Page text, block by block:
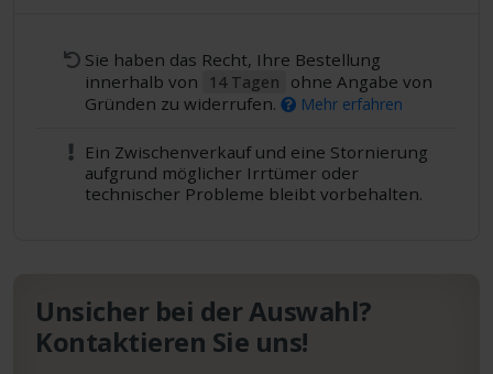
Sie haben das Recht, Ihre Bestellung
innerhalb von
14 Tagen
ohne Angabe von
Gründen zu widerrufen.
Mehr erfahren
Ein Zwischenverkauf und eine Stornierung
aufgrund möglicher Irrtümer oder
technischer Probleme bleibt vorbehalten.
Unsicher bei der Auswahl?
Kontaktieren Sie uns!